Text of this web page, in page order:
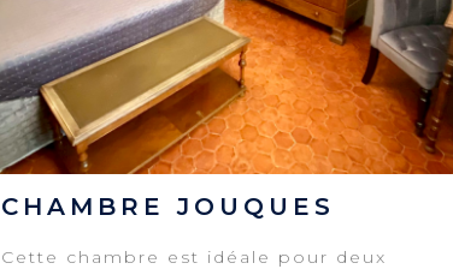
CHAMBRE JOUQUES
Cette chambre est idéale pour deux